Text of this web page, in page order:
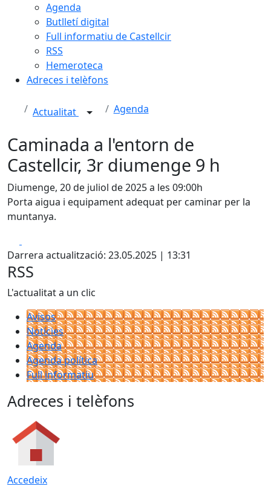
Agenda
Butlletí digital
Full informatiu de Castellcir
RSS
Hemeroteca
Adreces i telèfons
Actualitat Agenda
Caminada a l'entorn de
Castellcir, 3r diumenge 9 h
Diumenge, 20 de juliol de 2025 a les 09:00h
Porta aigua i equipament adequat per caminar per la
muntanya.
Darrera actualització: 23.05.2025 | 13:31
RSS
L'actualitat a un clic
Avisos
Notícies
Agenda
Agenda política
Full informatiu
Adreces i telèfons
Accedeix